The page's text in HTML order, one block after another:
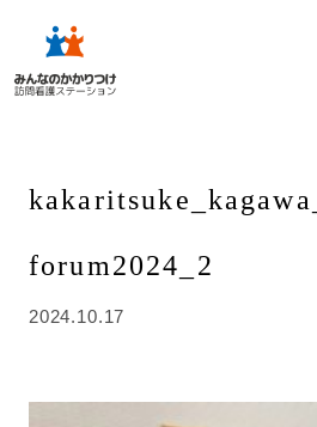
forum2024_2
2024.10.17